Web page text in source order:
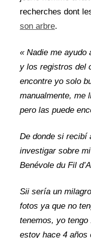
recherches dont
son arbre.
« Nadie me ayudo
y los registros del
encontre yo solo
manualmente, me
pero las puede
De donde si recibí
investigar sobre
Benévole du Fil
Sii sería un
fotos ya que no
tenemos, yo
estoy hace 4 años